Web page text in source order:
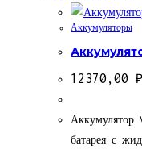
Аккумуляторы
12370,00 ₽
Аккумулятор
батарея с